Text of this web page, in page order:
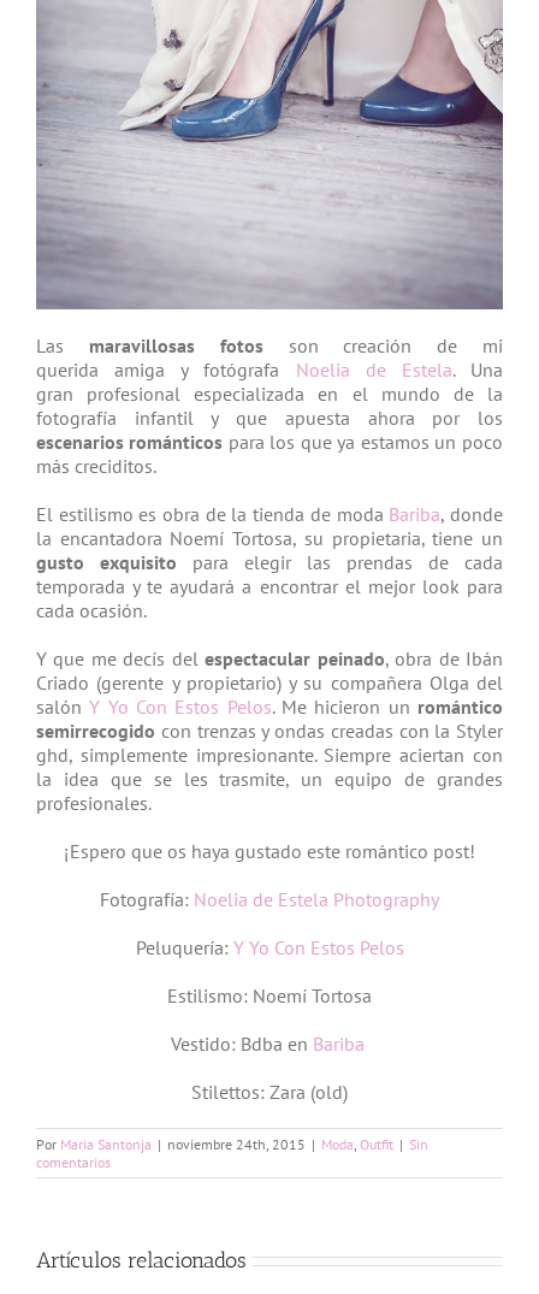
Las maravillosas fotosson creación de mi
querida amiga y fotógrafa Noelia de Estela. Una
gran profesional especializada en el mundo de la
fotografía infantil y que apuesta ahora por los
escenarios románticos para los que ya estamos un poco
más creciditos.
El estilismo es obra de la tienda de moda Bariba, donde
la encantadora Noemí Tortosa, su propietaria, tiene un
gusto exquisito para elegir las prendas de cada
temporada y te ayudará a encontrar el mejor look para
cada ocasión.
Y que me decís delespectacular peinado, obra de Ibán
Criado (gerente y propietario) y su compañera Olga del
salónY Yo Con Estos Pelos. Me hicieron un romántico
semirrecogido con trenzas y ondas creadas con la Styler
ghd, simplemente impresionante. Siempre aciertan con
la idea que se les trasmite, un equipo de grandes
profesionales.
¡Espero que os haya gustado este romántico post!
Fotografía: Noelia de Estela Photography
Peluquería: Y Yo Con Estos Pelos
Estilismo: Noemí Tortosa
Vestido: Bdba en Bariba
Stilettos: Zara (old)
Por Maria Santonja | noviembre 24th, 2015 | Moda Outfit | Sin
comentarios
Artículos relacionados